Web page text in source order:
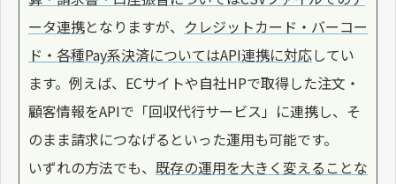
ータ連携となりますが、 クレジットカード・バーコー
ド・各種Pay系決済についてはAPI連携に対応してい
ます。例えば、ECサイトや自社HPで取得した注文・
顧客情報をAPIで「回収代行サービス」に連携し、そ
のまま請求につなげるといった運用も可能です。
いずれの方法でも、 既存の運用を大きく変えることな